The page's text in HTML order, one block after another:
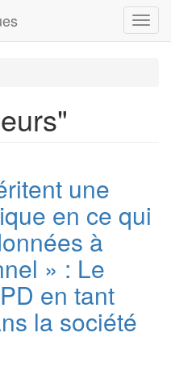
une
en ce qui
à
» : Le
en tant
la société